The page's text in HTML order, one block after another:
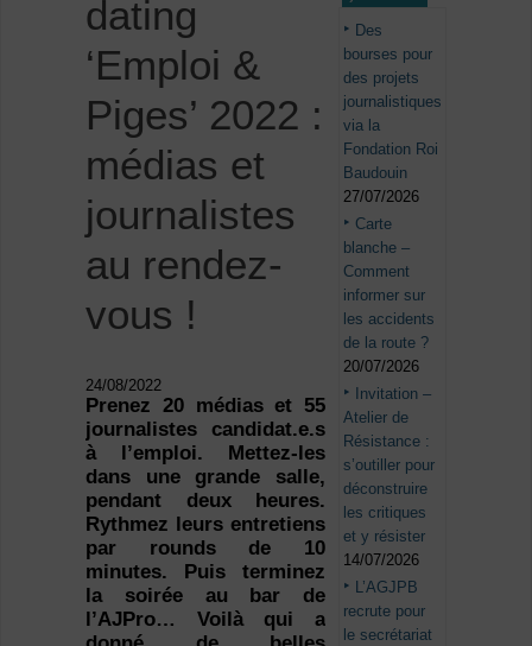
dating
‘Emploi &
Piges’ 2022 :
médias et
journalistes
au rendez-
vous !
24/08/2022
Prenez 20 médias et 55
journalistes candidat.e.s
à l’emploi. Mettez-les
dans une grande salle,
pendant deux heures.
Rythmez leurs entretiens
par rounds de 10
minutes. Puis terminez
la soirée au bar de
l’AJPro… Voilà qui a
Des
bourses pour
des projets
journalistiques
via la
Fondation Roi
Baudouin
27/07/2026
Carte
blanche –
Comment
informer sur
les accidents
de la route ?
20/07/2026
Invitation –
Atelier de
Résistance :
s’outiller pour
déconstruire
les critiques
et y résister
14/07/2026
L’AGJPB
recrute pour
le secrétariat